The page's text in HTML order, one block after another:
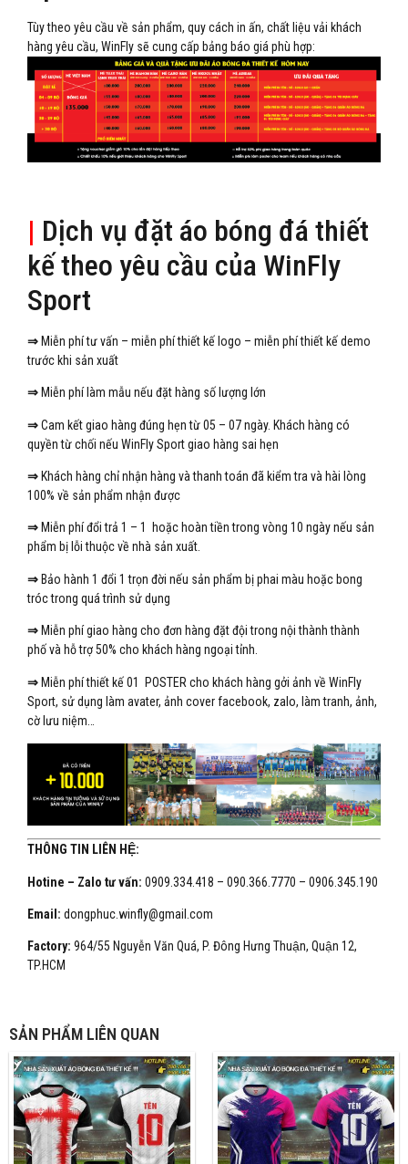
Tùy theo yêu cầu về sản phẩm, quy cách in ấn, chất liệu vải khách
hàng yêu cầu, WinFly sẽ cung cấp bảng báo giá phù hợp:
| Dịch vụ đặt áo bóng đá thiết
kế theo yêu cầu của WinFly
Sport
⇒ Miễn phí tư vấn – miễn phí thiết kế logo – miễn phí thiết kế demo
trước khi sản xuất
⇒ Miễn phí làm mẫu nếu đặt hàng số lượng lớn
⇒Cam kết giao hàng đúng hẹn từ 05 – 07 ngày. Khách hàng có
quyền từ chối nếu WinFly Sport giao hàng sai hẹn
⇒ Khách hàng chỉ nhận hàng và thanh toán đã kiểm tra và hài lòng
100% về sản phẩm nhận được
⇒ Miễn phí đổi trả 1 – 1 hoặc hoàn tiền trong vòng 10 ngày nếu sản
phẩm bị lỗi thuộc về nhà sản xuất.
⇒ Bảo hành 1 đổi 1 trọn đời nếu sản phẩm bị phai màu hoặc bong
tróc trong quá trình sử dụng
⇒ Miễn phí giao hàng cho đơn hàng đặt đội trong nội thành thành
phố và hỗ trợ 50% cho khách hàng ngoại tỉnh.
⇒ Miễn phí thiết kế 01 POSTER cho khách hàng gởi ảnh về WinFly
Sport, sử dụng làm avater, ảnh cover facebook, zalo, làm tranh, ảnh,
cờ lưu niệm…
THÔNG TIN LIÊN HỆ:
Hotine – Zalo tư vấn: 0909.334.418 – 090.366.7770 – 0906.345.190
Email: dongphuc.winfly@gmail.com
Factory: 964/55 Nguyễn Văn Quá, P. Đông Hưng Thuận, Quận 12,
TP.HCM
SẢN PHẨM LIÊN QUAN